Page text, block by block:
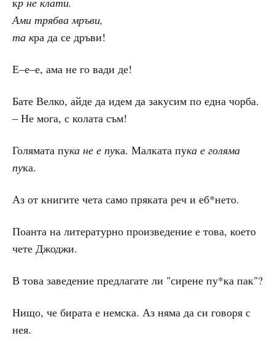
Ами трябва мръви,
та кра да се дръви!
Е–е–е, ама не го вади де!
Бате Велко, айде да идем да закусим по една чорба.
– Не мога, с колата съм!
Голямата пука не е пука. Малката пука е голяма
пука.
Аз от книгите чета само пряката реч и еб*нето.
Поанта на литературно произведение е това, което
чете Джоджи.
В това заведение предлагате ли "сирене пу*ка пак"?
Нищо, че бирата е немска. Аз няма да си говоря с
нея.